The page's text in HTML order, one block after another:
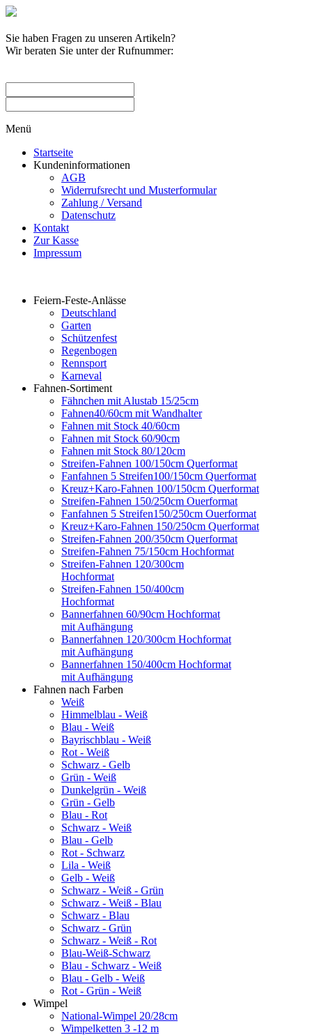
Sie haben Fragen zu unseren Artikeln?
Wir beraten Sie unter der Rufnummer:
Menü
Startseite
Kundeninformationen
AGB
Widerrufsrecht und Musterformular
Zahlung / Versand
Datenschutz
Kontakt
Zur Kasse
Impressum
Feiern-Feste-Anlässe
Deutschland
Garten
Schützenfest
Regenbogen
Rennsport
Karneval
Fahnen-Sortiment
Fähnchen mit Alustab 15/25cm
Fahnen40/60cm mit Wandhalter
Fahnen mit Stock 40/60cm
Fahnen mit Stock 60/90cm
Fahnen mit Stock 80/120cm
Streifen-Fahnen 100/150cm Querformat
Fanfahnen 5 Streifen100/150cm Querformat
Kreuz+Karo-Fahnen 100/150cm Querformat
Streifen-Fahnen 150/250cm Ouerformat
Fanfahnen 5 Streifen150/250cm Ouerformat
Kreuz+Karo-Fahnen 150/250cm Querformat
Streifen-Fahnen 200/350cm Querformat
Streifen-Fahnen 75/150cm Hochformat
Streifen-Fahnen 120/300cm
Hochformat
Streifen-Fahnen 150/400cm
Hochformat
Bannerfahnen 60/90cm Hochformat
mit Aufhängung
Bannerfahnen 120/300cm Hochformat
mit Aufhängung
Bannerfahnen 150/400cm Hochformat
mit Aufhängung
Fahnen nach Farben
Weiß
Himmelblau - Weiß
Blau - Weiß
Bayrischblau - Weiß
Rot - Weiß
Schwarz - Gelb
Grün - Weiß
Dunkelgrün - Weiß
Grün - Gelb
Blau - Rot
Schwarz - Weiß
Blau - Gelb
Rot - Schwarz
Lila - Weiß
Gelb - Weiß
Schwarz - Weiß - Grün
Schwarz - Weiß - Blau
Schwarz - Blau
Schwarz - Grün
Schwarz - Weiß - Rot
Blau-Weiß-Schwarz
Blau - Schwarz - Weiß
Blau - Gelb - Weiß
Rot - Grün - Weiß
Wimpel
National-Wimpel 20/28cm
Wimpelketten 3 -12 m